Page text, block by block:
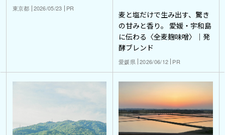
東京都 2026/05/23 PR
麦と塩だけで生み出す、驚き
の甘みと香り。 愛媛・宇和島
に伝わる〈全麦麹味噌〉｜発
酵ブレンド
愛媛県 2026/06/12 PR